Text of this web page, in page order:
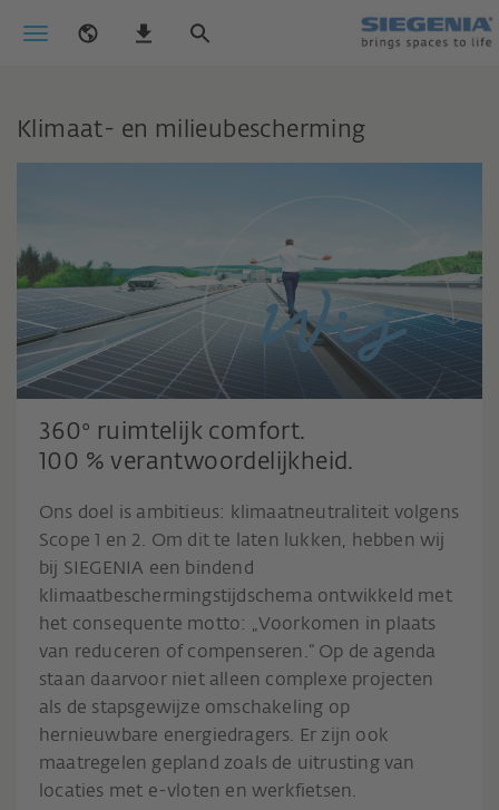
Klimaat- en milieubescherming
starten duurzame veranderingen op.
360° ruimtelijk comfort.
100 % verantwoordelijkheid.
Ons doel is ambitieus: klimaatneutraliteit volgens
Scope 1 en 2. Om dit te laten lukken, hebben wij
bij SIEGENIA een bindend
klimaatbeschermingstijdschema ontwikkeld met
het consequente motto: „Voorkomen in plaats
van reduceren of compenseren.“ Op de agenda
staan daarvoor niet alleen complexe projecten
als de stapsgewijze omschakeling op
hernieuwbare energiedragers. Er zijn ook
maatregelen gepland zoals de uitrusting van
locaties met e-vloten en werkfietsen.